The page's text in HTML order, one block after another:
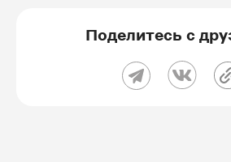
Поделитесь с